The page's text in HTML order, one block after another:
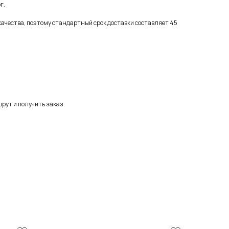
поэтому стандартный срок доставки составляет 45
и получить заказ.